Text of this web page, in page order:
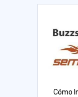
Cómo